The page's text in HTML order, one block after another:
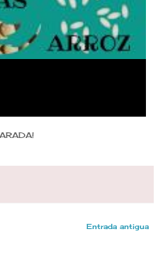
Entrada antigua